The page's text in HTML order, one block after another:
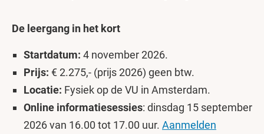
De leergang in het kort
Startdatum: 4 november 2026.
Prijs: € 2.275,- (prijs 2026) geen btw.
Locatie: Fysiek op de VU in Amsterdam.
Online informatiesessies: dinsdag 15 september
2026 van 16.00 tot 17.00 uur. Aanmelden